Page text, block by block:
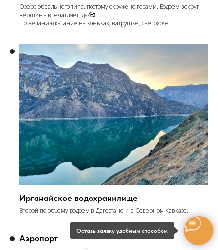
Оставь заявку удобным способом
Озеро обвального типа, поэтому окружено горами. Водоем вокруг
вершин - впечатляет, да?🥰
По желанию катание на коньках, ватрушке, снегоходе
Ирганайское водохранилище
Второй по объему водоем в Дагестане и в Северном Кавказе.
Аэропорт